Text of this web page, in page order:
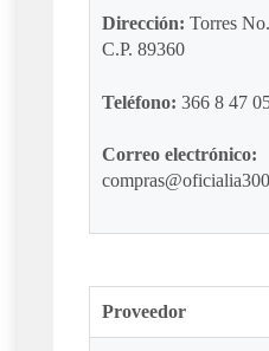
Dirección: Torres
C.P. 89360
Teléfono: 366 8 47
Correo electrónico:
Proveedor